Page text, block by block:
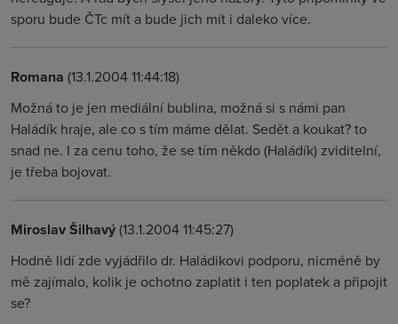
sporu bude ČTc mít a bude jich mít i daleko více.
Romana (13.1.2004 11:44:18)
Možná to je jen mediální bublina, možná si s námi pan
Haládík hraje, ale co s tím máme dělat. Sedět a koukat? to
snad ne. I za cenu toho, že se tím někdo (Haládík) zviditelní,
je třeba bojovat.
Miroslav Šilhavý(13.1.2004 11:45:27)
Hodně lidí zde vyjádřilo dr. Haládikovi podporu, nicméně by
mě zajímalo, kolik je ochotno zaplatit i ten poplatek a připojit
se?